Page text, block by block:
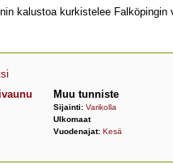
kalustoa kurkistelee
Muu tunniste
Sijainti: Varikolla
Ulkomaat
Vuodenajat: Kesä